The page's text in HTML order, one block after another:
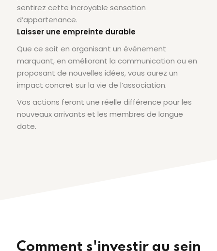
sentirez cette incroyable sensation
d’appartenance.
Laisser une empreinte durable
Que ce soit en organisant un événement
marquant, en améliorant la communication ou en
proposant de nouvelles idées, vous aurez un
impact concret sur la vie de l’association.
Vos actions feront une réelle différence pour les
nouveaux arrivants et les membres de longue
date.
Comment s'investir au sein